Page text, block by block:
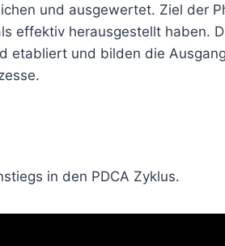
und ausgewertet. Ziel der
effektiv herausgestellt haben.
etabliert und bilden die
in den PDCA Zyklus.